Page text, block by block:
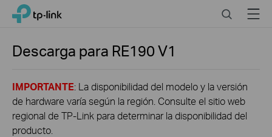
Click
navigation
TP-Link, Reliably Smart SearchMenu
Descarga para RE190V1
IMPORTANTE: La disponibilidad del modelo y la versión
de hardware varía según la región. Consulte el sitio web
regional de TP-Link para determinar la disponibilidad del
producto.